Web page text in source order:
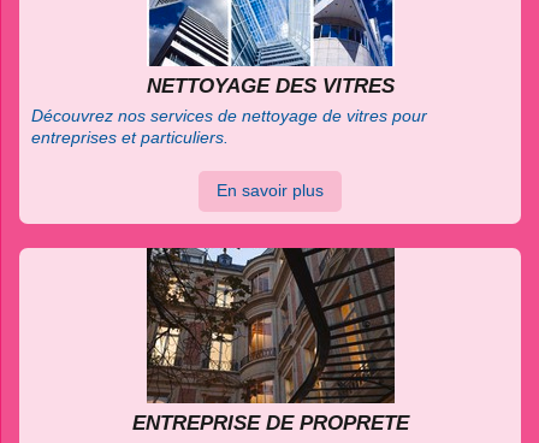
NETTOYAGE DES VITRES
Découvrez nos services de nettoyage de vitres pour
entreprises et particuliers.
En savoir plus
ENTREPRISE DE PROPRETE